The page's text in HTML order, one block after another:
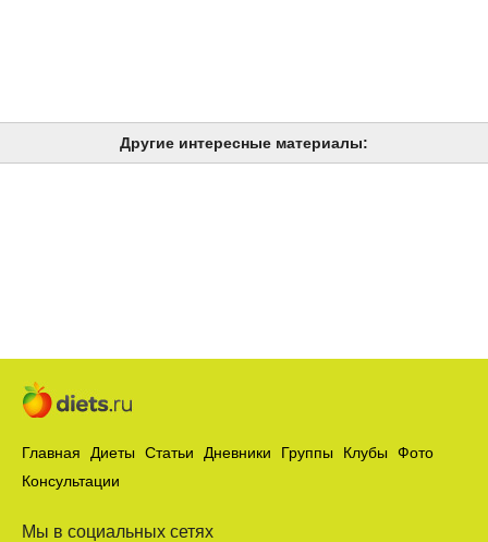
Другие интересные материалы:
Главная Диеты Статьи Дневники Группы Клубы
Фото
Консультации
Мы в социальных сетях